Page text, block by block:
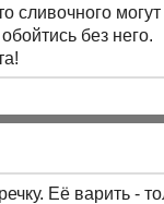
сливочного могут
без него.
Её варить -